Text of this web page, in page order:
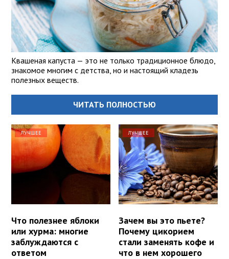
Квашеная капуста — это не только традиционное блюдо,
знакомое многим с детства, но и настоящий кладезь
полезных веществ.
ЧИТАТЬ ПОЛНОСТЬЮ
ЛУЧШЕЕ
Что полезнее яблоки
или хурма: многие
заблуждаются с
ответом
ЛУЧШЕЕ
Зачем вы это пьете?
Почему цикорием
стали заменять кофе и
что в нем хорошего